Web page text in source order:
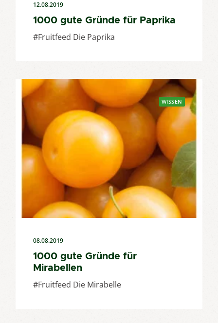
12.08.2019
1000 gute Gründe für Paprika
#Fruitfeed Die Paprika
WISSEN
08.08.2019
1000 gute Gründe für
Mirabellen
#Fruitfeed Die Mirabelle